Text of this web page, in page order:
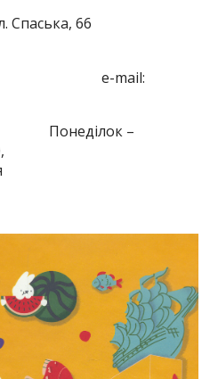
Спаська, 66
66-55 e-mail:
Понеділок –